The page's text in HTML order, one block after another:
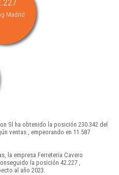
Madrid
Sl ha obtenido la posición 230.342 del
ventas , empeorando en 11.587
la empresa Ferreteria Cavero
la posición 42.227 ,
al año 2023.